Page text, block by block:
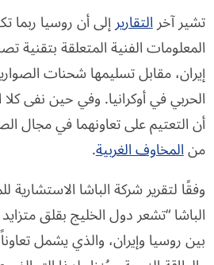
تشير آخرالتقاريرإلى أن روسيا
المعلومات الفنية المتعلقة بتقنية
إيران، مقابل تسليمها شحنات
الحربي في أوكرانيا. وفي حين نفى كلا
أن التعتيم على تعاونهما في مجال
منالمخاوف الغربية.
وفقًا لتقرير شركة الباشا
الباشا “تشعر دول الخليج بقلق
بين روسيا وإيران، والذي يشمل